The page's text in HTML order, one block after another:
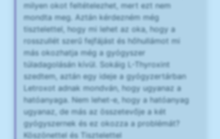
milyen okot feltételezhet, mert ezt nem
mondta meg. Aztán kérdezném még
tisztelettel, hogy mi lehet az oka, hogy a
rosszullét szerű fejfájást és hőhullámot mi
más okozhatja még a gyógyszer
túladagolásán kívül. Sokáig L-Thyroxint
szedtem, aztán egy ideje a gyógyzertárban
Letroxot adnak mondván, hogy ugyanaz a
hatóanyaga. Nem lehet-e, hogy a hatóanyag
ugyanaz, de más az összetevője a két
gyógyszernek és ez okozza a problémát?
Köszönettel és Tisztelettel